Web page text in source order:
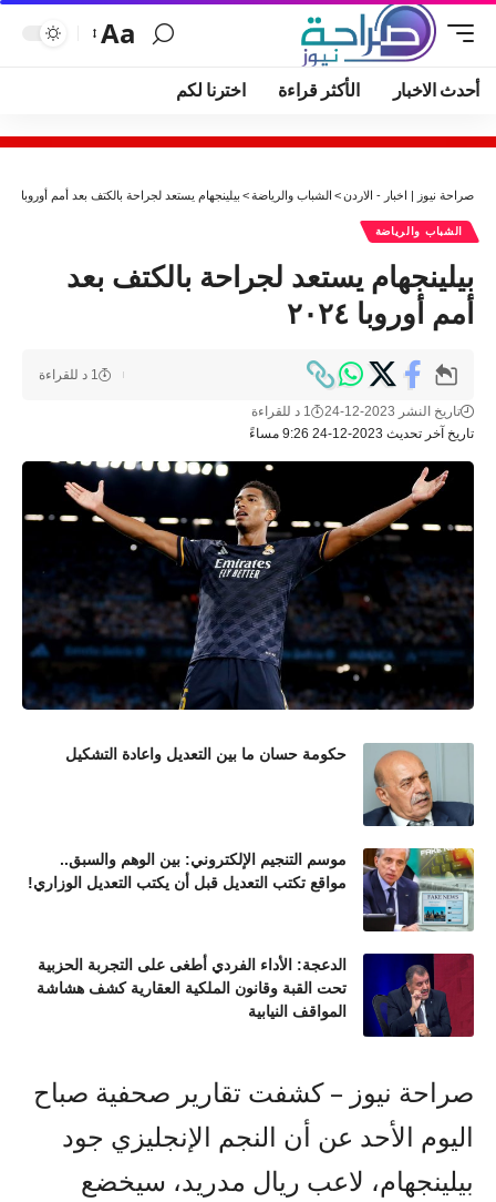
Aa
أحدث الاخبار الأكثر قراءة اخترنا لكم
صراحة نيوز | اخبار - الاردن> الشباب والرياضة> بيلينجهام يستعد لجراحة بالكتف بعد أمم أوروبا ٢٠٢٤
الشباب والرياضة
بيلينجهام يستعد لجراحة بالكتف بعد
أمم أوروبا ٢٠٢٤
تاريخ آخر تحديث 2023-12-24 9:26 مساءً
تاريخ النشر 2023-12-24 1 د للقراءة
1 د للقراءة
حكومة حسان ما بين التعديل واعادة التشكيل
موسم التنجيم الإلكتروني: بين الوهم والسبق..
مواقع تكتب التعديل قبل أن يكتب التعديل الوزاري!
الدعجة: الأداء الفردي أطغى على التجربة الحزبية
تحت القبة وقانون الملكية العقارية كشف هشاشة
المواقف النيابية
صراحة نيوز – كشفت تقارير صحفية صباح
اليوم الأحد عن أن النجم الإنجليزي جود
بيلينجهام، لاعب ريال مدريد، سيخضع